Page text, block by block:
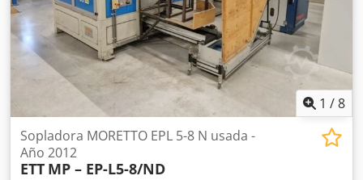
1 /8
Sopladora MORETTO EPL 5-8 N usada -
Año 2012
ETT MP – EP-L5-8/ND